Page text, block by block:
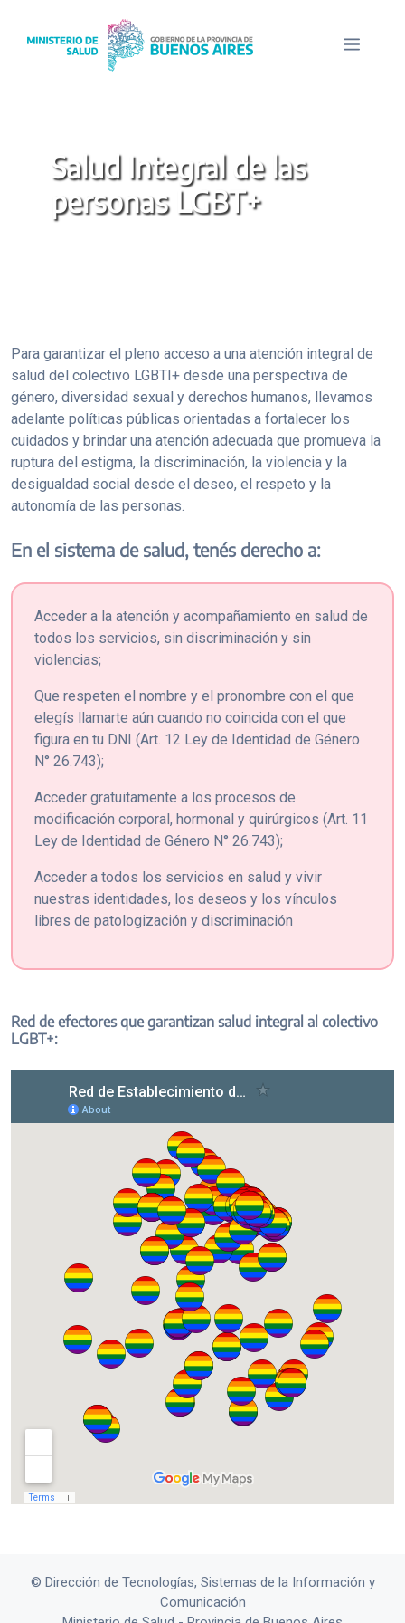
Menú
Salud Integral de las
personas LGBT+
Para garantizar el pleno acceso a una atención integral de
salud del colectivo LGBTI+ desde una perspectiva de
género, diversidad sexual y derechos humanos, llevamos
adelante políticas públicas orientadas a fortalecer los
cuidados y brindar una atención adecuada que promueva la
ruptura del estigma, la discriminación, la violencia y la
desigualdad social desde el deseo, el respeto y la
autonomía de las personas.
En el sistema de salud, tenés derecho a:
Acceder a la atención y acompañamiento en salud de
todos los servicios, sin discriminación y sin
violencias;
Que respeten el nombre y el pronombre con el que
elegís llamarte aún cuando no coincida con el que
figura en tu DNI (Art. 12 Ley de Identidad de Género
N° 26.743);
Acceder gratuitamente a los procesos de
modificación corporal, hormonal y quirúrgicos (Art. 11
Ley de Identidad de Género N° 26.743);
Acceder a todos los servicios en salud y vivir
nuestras identidades, los deseos y los vínculos
libres de patologización y discriminación
Red de efectores que garantizan salud integral al colectivo
LGBT+:
© Dirección de Tecnologías, Sistemas de la Información y
Comunicación